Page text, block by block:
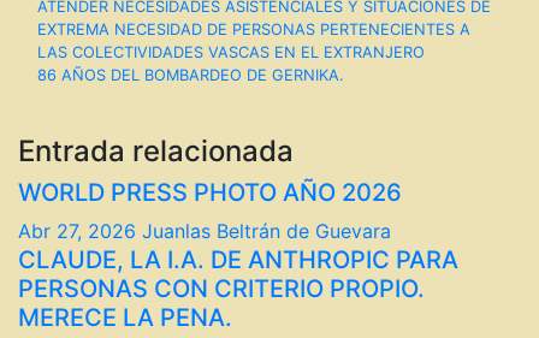
de
entradas
ATENDER NECESIDADES ASISTENCIALES Y SITUACIONES DE
EXTREMA NECESIDAD DE PERSONAS PERTENECIENTES A
LAS COLECTIVIDADES VASCAS EN EL EXTRANJERO
86 AÑOS DEL BOMBARDEO DE GERNIKA.
Entrada relacionada
WORLD PRESS PHOTO AÑO 2026
Abr 27, 2026 Juanlas Beltrán de Guevara
CLAUDE, LA I.A. DE ANTHROPIC PARA
PERSONAS CON CRITERIO PROPIO.
MERECE LA PENA.